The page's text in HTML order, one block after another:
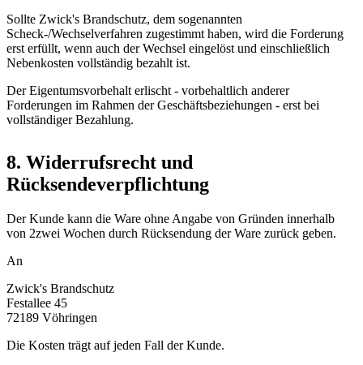
Sollte Zwick's Brandschutz, dem sogenannten
Scheck-/Wechselverfahren zugestimmt haben, wird die Forderung
erst erfüllt, wenn auch der Wechsel eingelöst und einschließlich
Nebenkosten vollständig bezahlt ist.
Der Eigentumsvorbehalt erlischt - vorbehaltlich anderer
Forderungen im Rahmen der Geschäftsbeziehungen - erst bei
vollständiger Bezahlung.
8. Widerrufsrecht und
Rücksendeverpflichtung
Der Kunde kann die Ware ohne Angabe von Gründen innerhalb
von 2zwei Wochen durch Rücksendung der Ware zurück geben.
An
Zwick's Brandschutz
Festallee 45
72189 Vöhringen
Die Kosten trägt auf jeden Fall der Kunde.